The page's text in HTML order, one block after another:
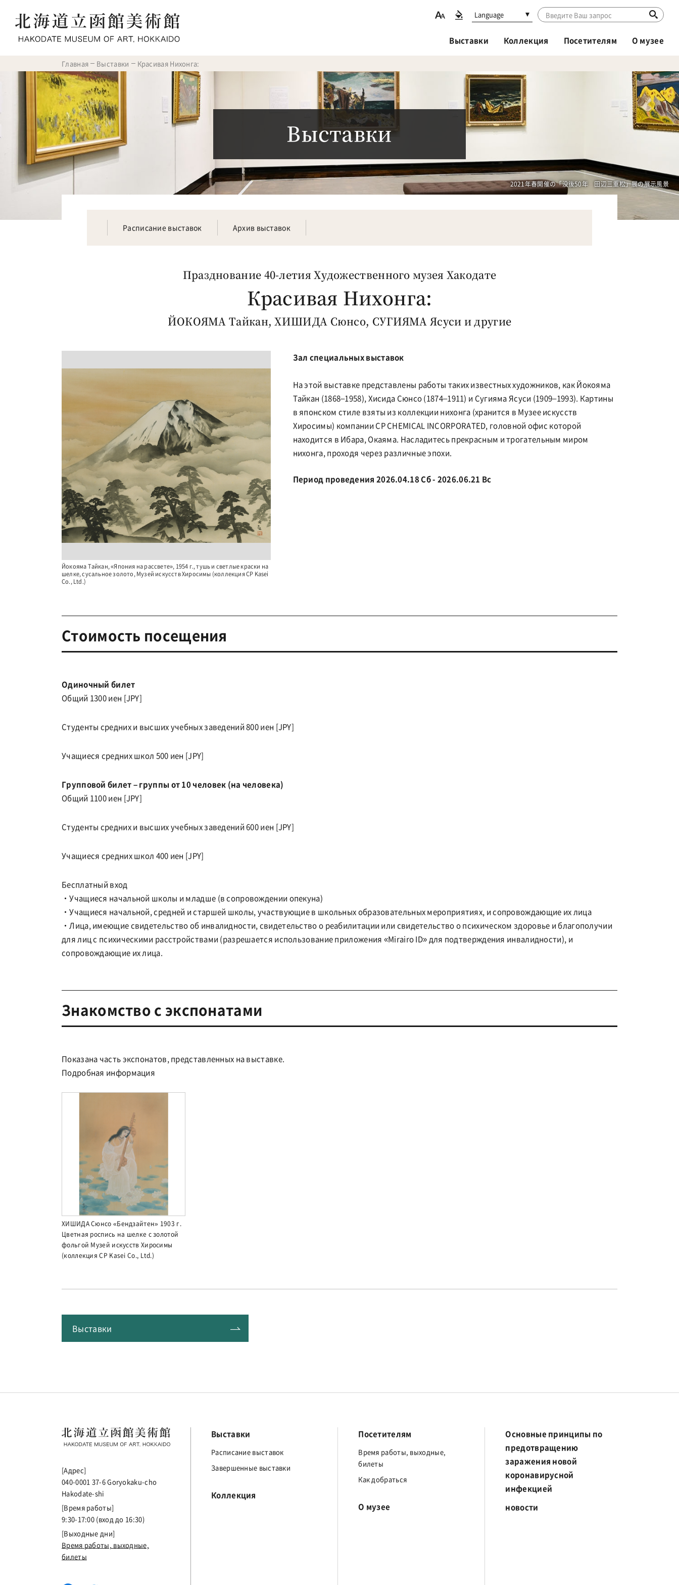
Language
Выставки Коллекция Посетителям О музее
Главная Выставки Красивая Нихонга:
2021年春開催の「没後50年 田辺三重松」展の展示風景
Выставки
Расписание выставок Архив выставок
Празднование 40-летия Художественного музея Хакодате
Красивая Нихонга:
ЙОКОЯМА Тайкан, ХИШИДА Сюнсо, СУГИЯМА Ясуси и другие
Йокояма Тайкан, «Япония на рассвете», 1954 г., тушь и светлые краски на
шелке, сусальное золото, Музей искусств Хиросимы (коллекция CP Kasei
Co., Ltd.)
Зал специальных выставок
На этой выставке представлены работы таких известных художников, как Йокояма
Тайкан (1868–1958), Хисида Сюнсо (1874–1911) и Сугияма Ясуси (1909–1993). Картины
в японском стиле взяты из коллекции нихонга (хранится в Музее искусств
Хиросимы) компании CP CHEMICAL INCORPORATED, головной офис которой
находится в Ибара, Окаяма. Насладитесь прекрасным и трогательным миром
нихонга, проходя через различные эпохи.
Период проведения 2026.04.18 Сб - 2026.06.21 Вс
Стоимость посещения
Одиночный билет
Общий 1300 иен [JPY]
Студенты средних и высших учебных заведений 800 иен [JPY]
Учащиеся средних школ 500 иен [JPY]
Групповой билет – группы от 10 человек (на человека)
Общий 1100 иен [JPY]
Студенты средних и высших учебных заведений 600 иен [JPY]
Учащиеся средних школ 400 иен [JPY]
Бесплатный вход
・Учащиеся начальной школы и младше (в сопровождении опекуна)
・Учащиеся начальной, средней и старшей школы, участвующие в школьных образовательных мероприятиях, и сопровождающие их лица
・Лица, имеющие свидетельство об инвалидности, свидетельство о реабилитации или свидетельство о психическом здоровье и благополучии
для лиц с психическими расстройствами (разрешается использование приложения «Mirairo ID» для подтверждения инвалидности), и
сопровождающие их лица.
Знакомство с экспонатами
Показана часть экспонатов, представленных на выставке.
Подробная информация
ХИШИДА Сюнсо «Бендзайтен» 1903 г.
Цветная роспись на шелке с золотой
фольгой Музей искусств Хиросимы
(коллекция CP Kasei Co., Ltd.)
Выставки
[Адрес]
040-0001 37-6 Goryokaku-cho
Hakodate-shi
[Время работы]
9:30-17:00 (вход до 16:30)
[Выходные дни]
Время работы, выходные,
билеты
Выставки
Расписание выставок
Завершенные выставки
Коллекция
Посетителям
Время работы, выходные,
билеты
Как добраться
О музее
Основные принципы по
предотвращению
заражения новой
коронавирусной
инфекцией
новости